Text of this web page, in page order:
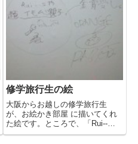
修学旅行生の絵
大阪からお越しの修学旅行生
が、お絵かき部屋 に描いてくれ
た絵です。ところで、「Rui--
S（るいーズ）」って何なん？